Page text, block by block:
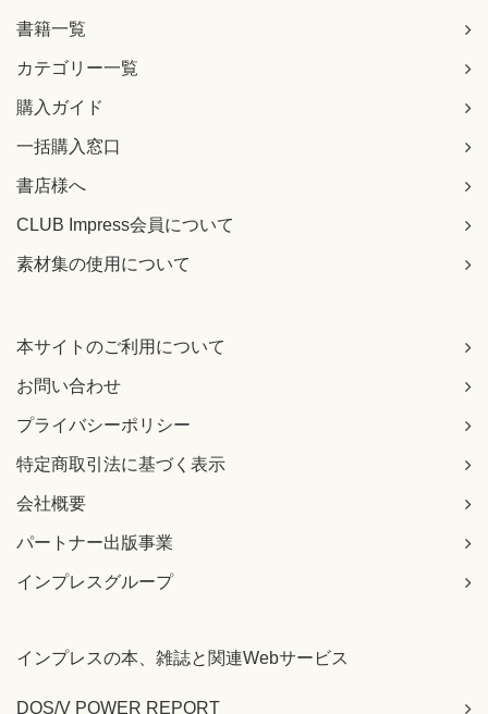
書籍一覧
カテゴリー一覧
購入ガイド
一括購入窓口
書店様へ
CLUB Impress会員について
素材集の使用について
本サイトのご利用について
お問い合わせ
プライバシーポリシー
特定商取引法に基づく表示
会社概要
パートナー出版事業
インプレスグループ
インプレスの本、雑誌と関連Webサービス
DOS/V POWER REPORT